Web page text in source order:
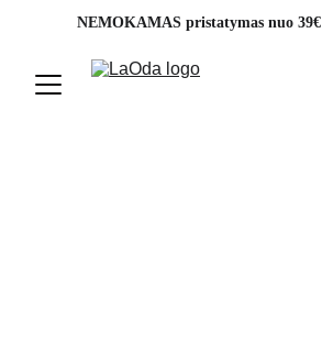
NEMOKAMAS pristatymas nuo 39€